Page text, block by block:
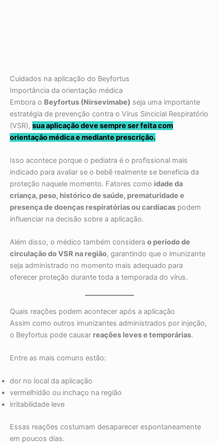
Cuidados na aplicação do Beyfortus
Importância da orientação médica
Embora o Beyfortus (Nirsevimabe) seja uma importante
estratégia de prevenção contra o Vírus Sincicial Respiratório
(VSR), sua aplicação deve sempre ser feita com
orientação médica e mediante prescrição.
Isso acontece porque o pediatra é o profissional mais
indicado para avaliar se o bebê realmente se beneficia da
proteção naquele momento. Fatores como idade da
criança, peso, histórico de saúde, prematuridade e
presença de doenças respiratórias ou cardíacas podem
influenciar na decisão sobre a aplicação.
Além disso, o médico também considera o período de
circulação do VSR na região, garantindo que o imunizante
seja administrado no momento mais adequado para
oferecer proteção durante toda a temporada do vírus.
Quais reações podem acontecer após a aplicação
Assim como outros imunizantes administrados por injeção,
o Beyfortus pode causar reações leves e temporárias.
Entre as mais comuns estão:
dor no local da aplicação
vermelhidão ou inchaço na região
irritabilidade leve
Essas reações costumam desaparecer espontaneamente
em poucos dias.